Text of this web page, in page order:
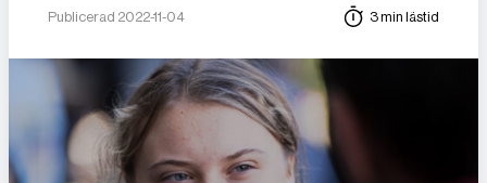
Publicerad 2022-11-04 3 min lästid